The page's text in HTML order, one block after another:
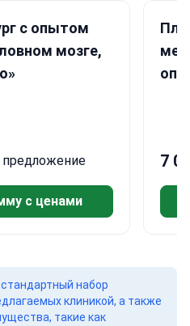
с опытом
мозге,
предложение
с ценами
7
набор
клиникой, а также
такие как